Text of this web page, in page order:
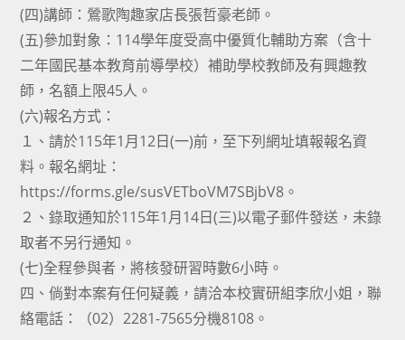
(四)講師：鶯歌陶趣家店長張哲豪老師。
(五)參加對象：114學年度受高中優質化輔助方案（含十
二年國民基本教育前導學校）補助學校教師及有興趣教
師，名額上限45人。
(六)報名方式：
１、請於115年1月12日(一)前，至下列網址填報報名資
料。報名網址：
https://forms.gle/susVETboVM7SBjbV8。
２、錄取通知於115年1月14日(三)以電子郵件發送，未錄
取者不另行通知。
(七)全程參與者，將核發研習時數6小時。
四、倘對本案有任何疑義，請洽本校實研組李欣小姐，聯
絡電話：（02）2281-7565分機8108。